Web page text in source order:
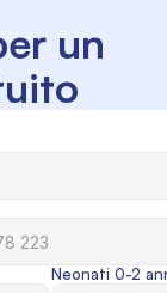
un
Neonati 0-2